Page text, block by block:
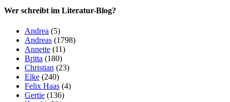
Wer schreibt im Literatur-Blog?
Andrea (5)
Andreas (1798)
Annette (11)
Britta (180)
Christian (23)
Elke (240)
Felix Haas (4)
Gertie (136)